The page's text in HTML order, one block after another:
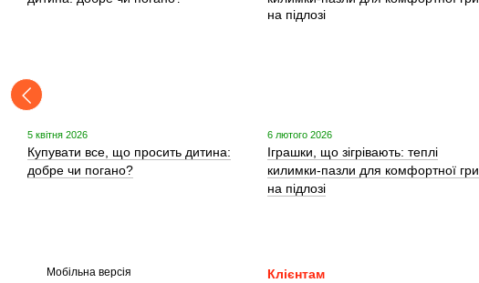
5 квітня 2026
Купувати все, що просить дитина:
добре чи погано?
6 лютого 2026
Іграшки, що зігрівають: теплі
килимки-пазли для комфортної гри
на підлозі
Мобільна версія
Клієнтам